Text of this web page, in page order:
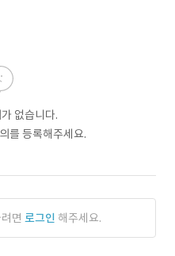
없습니다.
를 등록해주세요.
면 로그인 해주세요.